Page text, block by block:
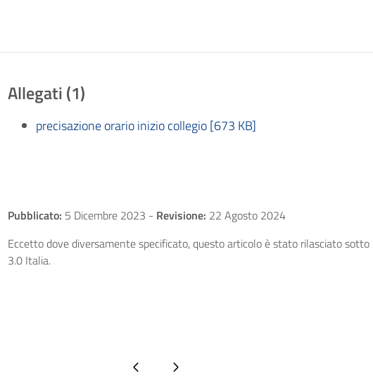
Allegati (1)
precisazione orario inizio collegio [673 KB]
Pubblicato: 5 Dicembre 2023 - Revisione: 22 Agosto 2024
Eccetto dove diversamente specificato, questo articolo è stato rilasciato
3.0 Italia.
Pagina precedentePagina successiva